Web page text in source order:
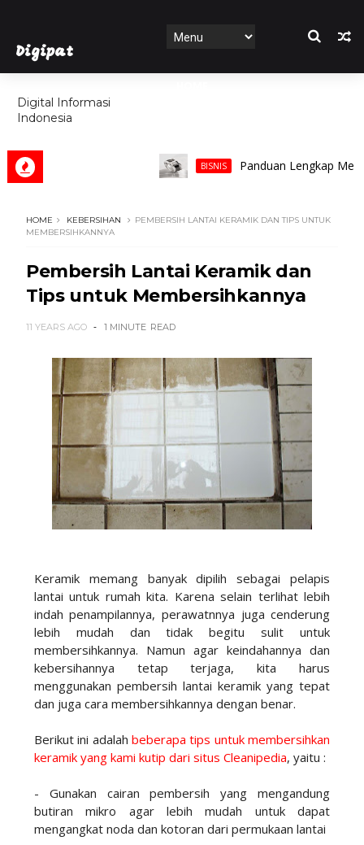
Digipat
Digital Informasi
Indonesia
FEATURES
BISNIS Panduan Lengkap Memilih
HOME KEBERSIHAN
PEMBERSIH LANTAI KERAMIK DAN TIPS UNTUK
MEMBERSIHKANNYA
Pembersih Lantai Keramik dan
Tips untuk Membersihkannya
11 YEARS AGO 1 MINUTE READ
Keramik memang banyak dipilih sebagai pelapis
lantai untuk rumah kita. Karena selain terlihat lebih
indah penampilannya, perawatnnya juga cenderung
lebih mudah dan tidak begitu sulit untuk
membersihkannya. Namun agar keindahannya dan
kebersihannya tetap terjaga, kita harus
menggunakan pembersih lantai keramik yang tepat
dan juga cara membersihkannya dengan benar.
Berikut ini adalah beberapa tips untuk membersihkan
keramik yang kami kutip dari situs Cleanipedia, yaitu :
- Gunakan cairan pembersih yang mengandung
butiran mikro agar lebih mudah untuk dapat
mengangkat noda dan kotoran dari permukaan lantai